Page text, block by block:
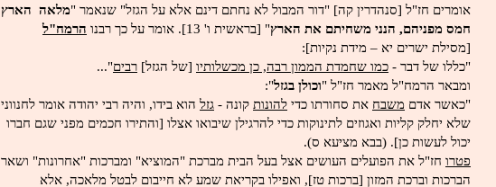
אומרים חז"ל [סנהדרין קה] "דור המבול לא נחתם דינם אלא על הגזל" שנאמר "מלאה הארץ
חמס מפניהם, הנני משחיתם את הארץ" [בראשית ו' 13]. אומר על כך רבנו
הרמח"ל
[מסילת ישרים יא – מידת נקיות]:
"כללו של דבר - כמו שחמדת הממון רבה, כן מכשלותיו [של הגזל] רבים"...
ומבאר הרמח"ל מאמר חז"ל "וכולן בגזל":
"כאשר אדם משבח את סחורתו כדי להונות קונה - גזל הוא בידו, והיה רבי יהודה אומר לחנווני
שלא יחלק קליות ואגוזים לתינוקות כדי להרגילן שיבואו אצלו [והתירו חכמים מפני שגם חברו
יכול לעשות כן]. (בבא מציעא ס).
פטרו חז"ל את הפועלים העושים אצל בעל הבית מברכת "המוציא" ומברכות "אחרונות" ושאר
הברכות וברכת המזון [ברכות טז], ואפילו בקריאת שמע לא חייבום לבטל מלאכה, אלא